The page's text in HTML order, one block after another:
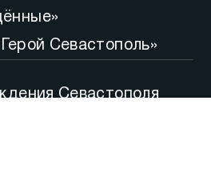
Севастополя
Севастополь»